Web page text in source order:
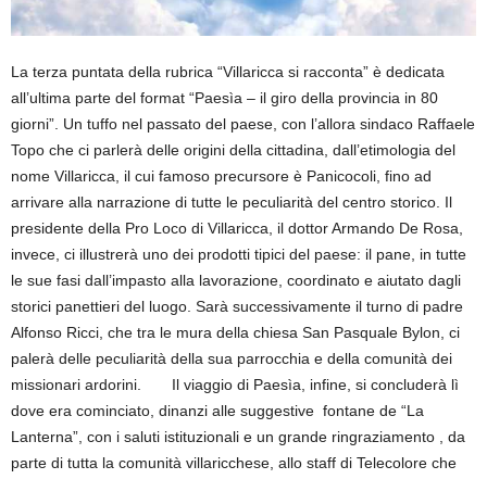
La terza puntata della rubrica “Villaricca si racconta” è dedicata
all’ultima parte del format “Paesìa – il giro della provincia in 80
giorni”. Un tuffo nel passato del paese, con l’allora sindaco Raffaele
Topo che ci parlerà delle origini della cittadina, dall’etimologia del
nome Villaricca, il cui famoso precursore è Panicocoli, fino ad
arrivare alla narrazione di tutte le peculiarità del centro storico. Il
presidente della Pro Loco di Villaricca, il dottor Armando De Rosa,
invece, ci illustrerà uno dei prodotti tipici del paese: il pane, in tutte
le sue fasi dall’impasto alla lavorazione, coordinato e aiutato dagli
storici panettieri del luogo. Sarà successivamente il turno di padre
Alfonso Ricci, che tra le mura della chiesa San Pasquale Bylon, ci
palerà delle peculiarità della sua parrocchia e della comunità dei
missionari ardorini. Il viaggio di Paesìa, infine, si concluderà lì
dove era cominciato, dinanzi alle suggestive fontane de “La
Lanterna”, con i saluti istituzionali e un grande ringraziamento , da
parte di tutta la comunità villaricchese, allo staff di Telecolore che